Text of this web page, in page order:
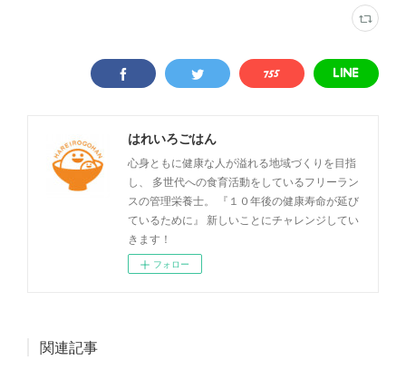
はれいろごはん
心身ともに健康な人が溢れる地域づくりを目指
し、 多世代への食育活動をしているフリーラン
スの管理栄養士。 『１０年後の健康寿命が延び
ているために』 新しいことにチャレンジしてい
きます！
フォロー
関連記事